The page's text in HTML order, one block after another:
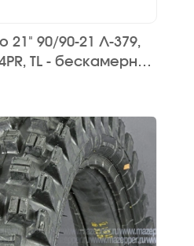
21" 90/90-21 Л-379,
TL - бескамерная
(дорожная)